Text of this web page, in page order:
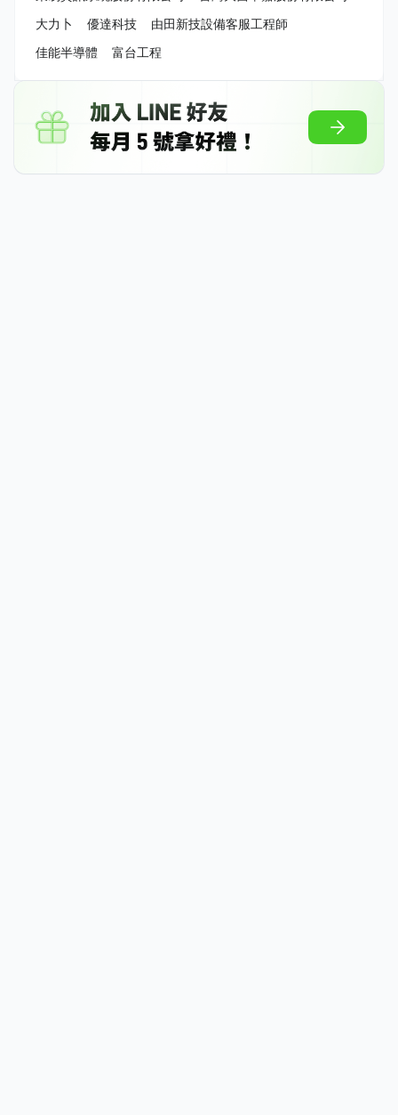
大力卜
優達科技
由田新技設備客服工程師
佳能半導體
富台工程